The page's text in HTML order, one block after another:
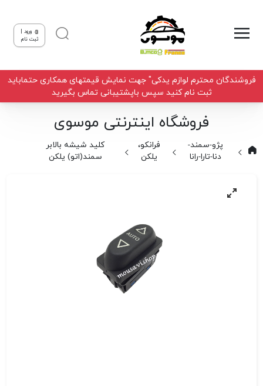
ورود |
ثبت نام
فروشندگان محترم لوازم یدکی" جهت نمایش قیمتهای همکاری حتماباید
ثبت نام کنید سپس باپشتیبانی تماس بگیرید
فروشگاه اینترنتی موسوی
پژو-سمند-
دنا-تارا-رانا
فرانکو،
یلکن
کلید شیشه بالابر
سمند(اتو) یلکن